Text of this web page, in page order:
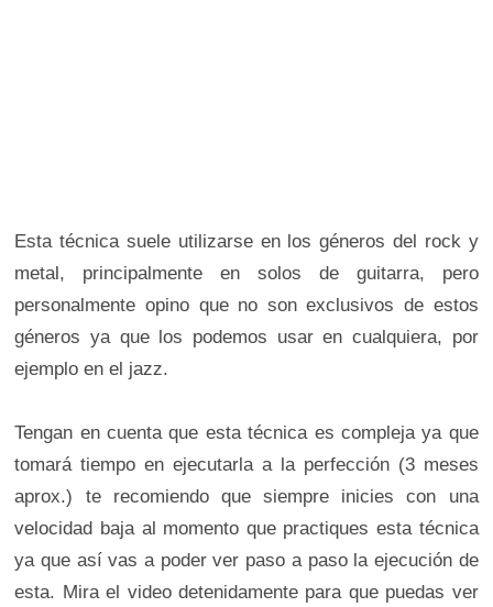
Esta técnica suele utilizarse en los géneros del rock y
metal, principalmente en solos de guitarra, pero
personalmente opino que no son exclusivos de estos
géneros ya que los podemos usar en cualquiera, por
ejemplo en el jazz.
Tengan en cuenta que esta técnica es compleja ya que
tomará tiempo en ejecutarla a la perfección (3 meses
aprox.) te recomiendo que siempre inicies con una
velocidad baja al momento que practiques esta técnica
ya que así vas a poder ver paso a paso la ejecución de
esta. Mira el video detenidamente para que puedas ver